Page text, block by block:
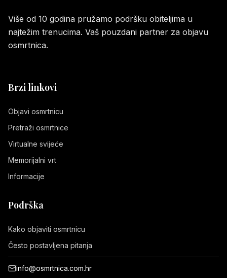
Više od 10 godina pružamo podršku obiteljima u
najtežim trenucima. Vaš pouzdani partner za objavu
osmrtnica.
Brzi linkovi
Objavi osmrtnicu
Pretraži osmrtnice
Virtualne svijeće
Memorijalni vrt
Informacije
Podrška
Kako objaviti osmrtnicu
Često postavljena pitanja
info@osmrtnica.com.hr